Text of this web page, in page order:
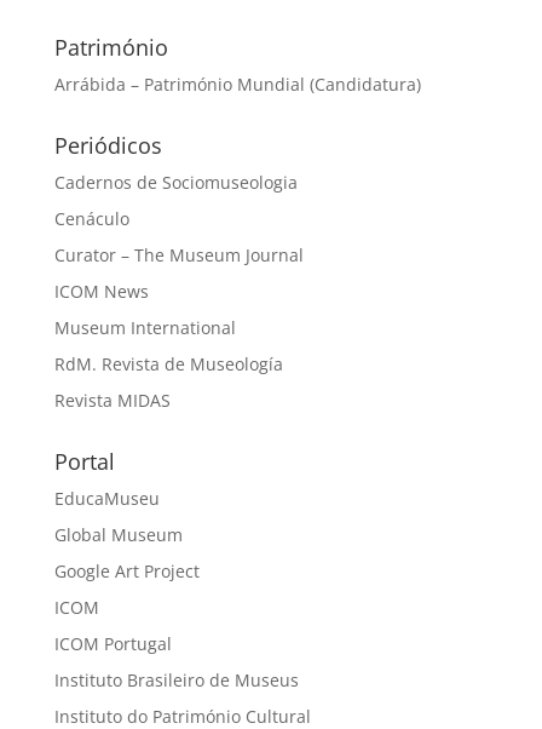
Património
Arrábida – Património Mundial (Candidatura)
Periódicos
Cadernos de Sociomuseologia
Cenáculo
Curator – The Museum Journal
ICOM News
Museum International
RdM. Revista de Museología
Revista MIDAS
Portal
EducaMuseu
Global Museum
Google Art Project
ICOM
ICOM Portugal
Instituto Brasileiro de Museus
Instituto do Património Cultural